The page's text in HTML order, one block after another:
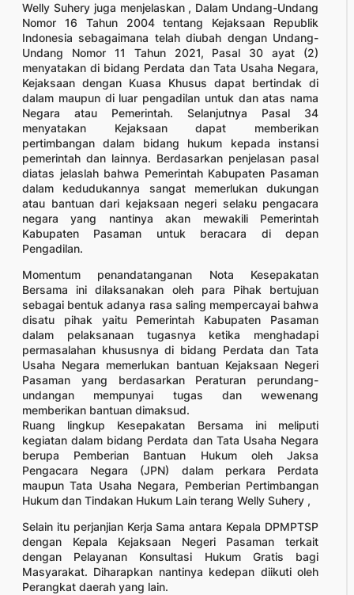
Welly Suhery juga menjelaskan , Dalam Undang-Undang
Nomor 16 Tahun 2004 tentang Kejaksaan Republik
Indonesia sebagaimana telah diubah dengan Undang-
Undang Nomor 11 Tahun 2021, Pasal 30 ayat (2)
menyatakan di bidang Perdata dan Tata Usaha Negara,
Kejaksaan dengan Kuasa Khusus dapat bertindak di
dalam maupun di luar pengadilan untuk dan atas nama
Negara atau Pemerintah. Selanjutnya Pasal 34
menyatakan Kejaksaan dapat memberikan
pertimbangan dalam bidang hukum kepada instansi
pemerintah dan lainnya. Berdasarkan penjelasan pasal
diatas jelaslah bahwa Pemerintah Kabupaten Pasaman
dalam kedudukannya sangat memerlukan dukungan
atau bantuan dari kejaksaan negeri selaku pengacara
negara yang nantinya akan mewakili Pemerintah
Kabupaten Pasaman untuk beracara di depan
Pengadilan.
Momentum penandatanganan Nota Kesepakatan
Bersama ini dilaksanakan oleh para Pihak bertujuan
sebagai bentuk adanya rasa saling mempercayai bahwa
disatu pihak yaitu Pemerintah Kabupaten Pasaman
dalam pelaksanaan tugasnya ketika menghadapi
permasalahan khususnya di bidang Perdata dan Tata
Usaha Negara memerlukan bantuan Kejaksaan Negeri
Pasaman yang berdasarkan Peraturan perundang-
undangan mempunyai tugas dan wewenang
memberikan bantuan dimaksud.
Ruang lingkup Kesepakatan Bersama ini meliputi
kegiatan dalam bidang Perdata dan Tata Usaha Negara
berupa Pemberian Bantuan Hukum oleh Jaksa
Pengacara Negara (JPN) dalam perkara Perdata
maupun Tata Usaha Negara, Pemberian Pertimbangan
Hukum dan Tindakan Hukum Lain terang Welly Suhery ,
Selain itu perjanjian Kerja Sama antara Kepala DPMPTSP
dengan Kepala Kejaksaan Negeri Pasaman terkait
dengan Pelayanan Konsultasi Hukum Gratis bagi
Masyarakat. Diharapkan nantinya kedepan diikuti oleh
Perangkat daerah yang lain.